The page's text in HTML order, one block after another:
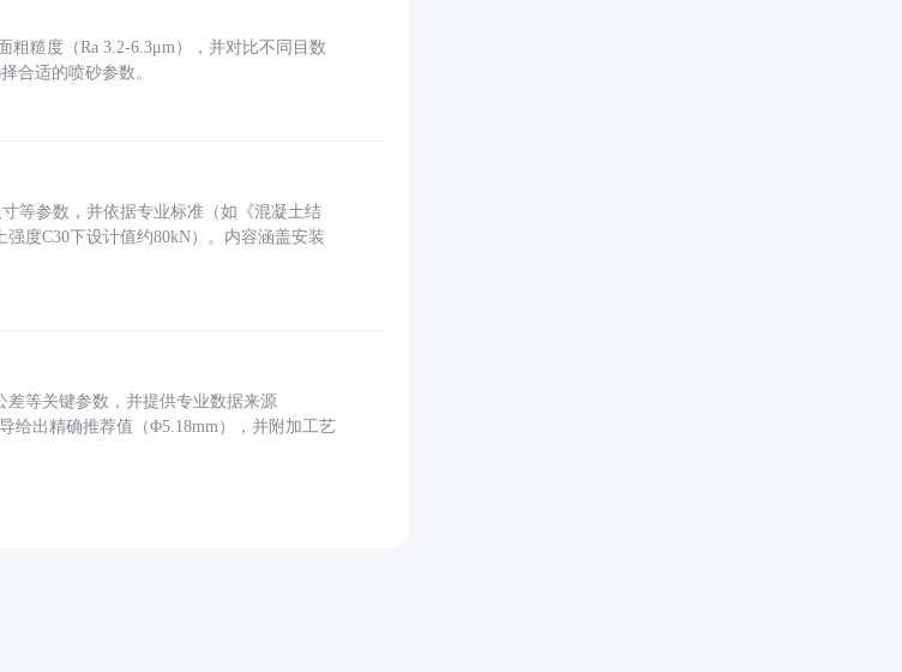
糙度（Ra 3.2-6.3μm），并对比不同目数
合适的喷砂参数。
等参数，并依据专业标准（如《混凝土结
度C30下设计值约80kN）。内容涵盖安装
差等关键参数，并提供专业数据来源
给出精确推荐值（Φ5.18mm），并附加工艺